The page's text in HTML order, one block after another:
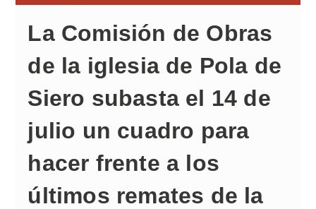
La Comisión de Obras
de la iglesia de Pola de
Siero subasta el 14 de
julio un cuadro para
hacer frente a los
últimos remates de la